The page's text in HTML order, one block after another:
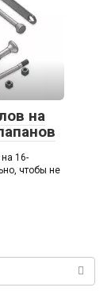
на
16-
чтобы не